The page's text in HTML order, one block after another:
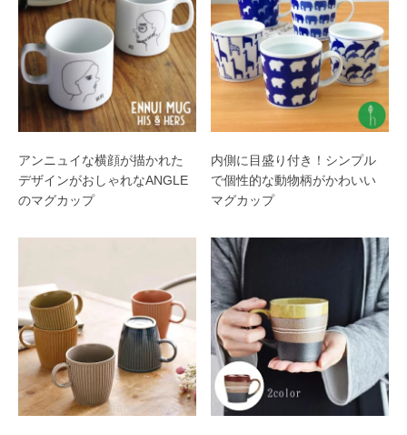
アンニュイな横顔が描かれた
デザインがおしゃれなANGLE
のマグカップ
内側に目盛り付き！シンプル
で個性的な動物柄がかわいい
マグカップ